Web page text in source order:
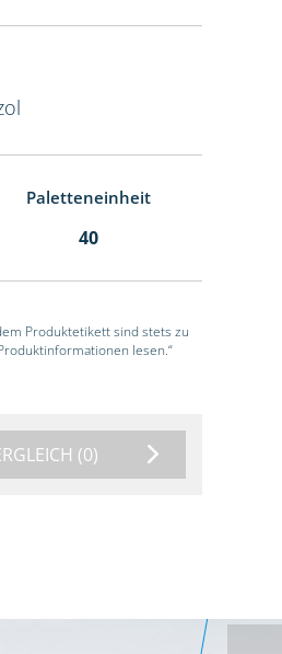
Paletteneinheit
40
Produktetikett sind stets zu
lesen.“
(0)